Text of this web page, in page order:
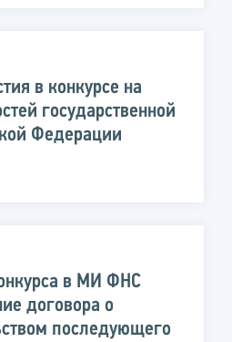
в конкурсе на
государственной
Федерации
в МИ ФНС
договора о
последующего